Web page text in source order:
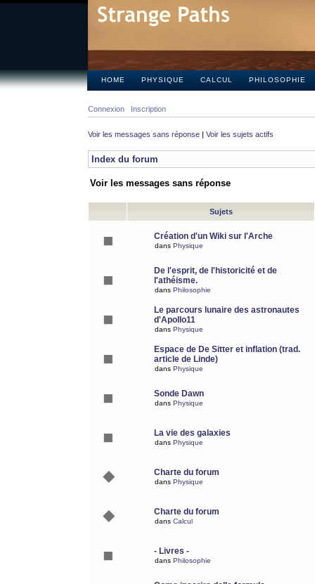
HOME PHYSIQUE CALCUL PHILOSOPHIE
Connexion Inscription
Voir les messages sans réponse | Voir les sujets actifs
Index du forum
Voir les messages sans réponse
Sujets
Création d'un Wiki sur l'Arche
dans Physique
De l'esprit, de l'historicité et de
l'athéisme.
dans Philosophie
Le parcours lunaire des astronautes
d'Apollo11
dans Physique
Espace de De Sitter et inflation (trad.
article de Linde)
dans Physique
Sonde Dawn
dans Physique
La vie des galaxies
dans Physique
Charte du forum
dans Physique
Charte du forum
dans Calcul
- Livres -
dans Philosophie